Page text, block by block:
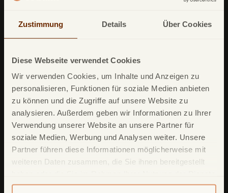
Zustimmung Details Über Cookies
Diese Webseite verwendet Cookies
Wir verwenden Cookies, um Inhalte und Anzeigen zu
personalisieren, Funktionen für soziale Medien anbieten
zu können und die Zugriffe auf unsere Website zu
analysieren. Außerdem geben wir Informationen zu Ihrer
Verwendung unserer Website an unsere Partner für
soziale Medien, Werbung und Analysen weiter. Unsere
Partner führen diese Informationen möglicherweise mit
weiteren Daten zusammen, die Sie ihnen bereitgestellt
gesammelt haben. Weitere detailliertere Informationen
Unsere Produkte
TF Mastercard Gold
TF Bank Tagesgeld
TF Bank Festgeld
TF Bank Ratenkredit